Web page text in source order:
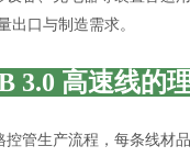
出口与制造需求。
3.0 高速线的
控管生产流程，每条线材品